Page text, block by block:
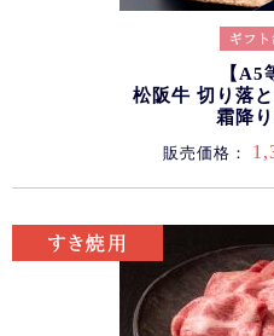
【A5
松阪牛 切り落
霜降
販売価格：